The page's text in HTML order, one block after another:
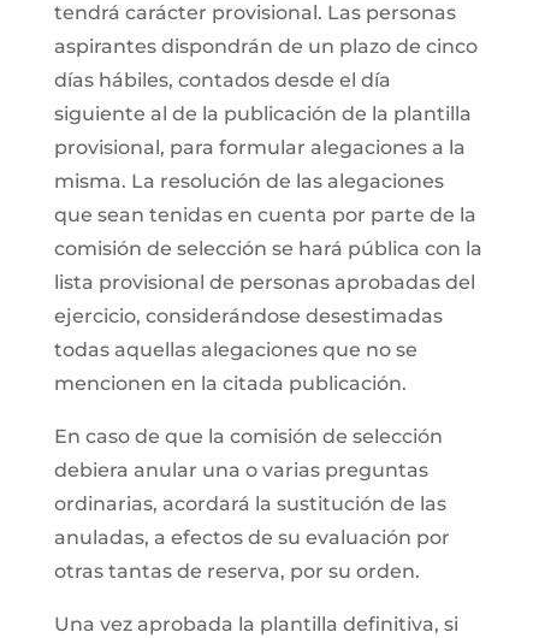
tendrá carácter provisional. Las personas
aspirantes dispondrán de un plazo de cinco
días hábiles, contados desde el día
siguiente al de la publicación de la plantilla
provisional, para formular alegaciones a la
misma. La resolución de las alegaciones
que sean tenidas en cuenta por parte de la
comisión de selección se hará pública con la
lista provisional de personas aprobadas del
ejercicio, considerándose desestimadas
todas aquellas alegaciones que no se
mencionen en la citada publicación.
En caso de que la comisión de selección
debiera anular una o varias preguntas
ordinarias, acordará la sustitución de las
anuladas, a efectos de su evaluación por
otras tantas de reserva, por su orden.
Una vez aprobada la plantilla definitiva, si